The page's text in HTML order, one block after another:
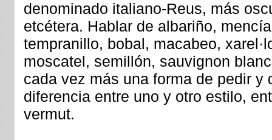
denominado italiano-Reus, más
etcétera. Hablar de albariño,
tempranillo, bobal, macabeo,
moscatel, semillón, sauvignon
cada vez más una forma de pedir y
diferencia entre uno y otro estilo,
vermut.